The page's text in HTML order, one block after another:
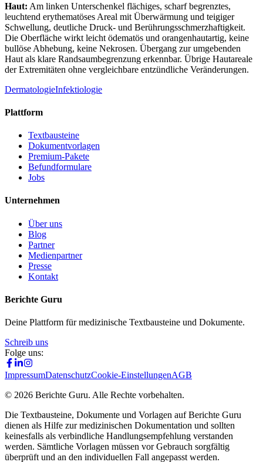
Haut: Am linken Unterschenkel flächiges, scharf begrenztes,
leuchtend erythematöses Areal mit Überwärmung und teigiger
Schwellung, deutliche Druck- und Berührungsschmerzhaftigkeit.
Die Oberfläche wirkt leicht ödematös und orangenhautartig, keine
bullöse Abhebung, keine Nekrosen. Übergang zur umgebenden
Haut als klare Randsaumbegrenzung erkennbar. Übrige Hautareale
der Extremitäten ohne vergleichbare entzündliche Veränderungen.
DermatologieInfektiologie
Plattform
Textbausteine
Dokumentvorlagen
Premium-Pakete
Befundformulare
Jobs
Unternehmen
Über uns
Blog
Partner
Medienpartner
Presse
Kontakt
Berichte Guru
Deine Plattform für medizinische Textbausteine und Dokumente.
Schreib uns
Folge uns:
ImpressumDatenschutzCookie-EinstellungenAGB
© 2026 Berichte Guru. Alle Rechte vorbehalten.
Die Textbausteine, Dokumente und Vorlagen auf Berichte Guru
dienen als Hilfe zur medizinischen Dokumentation und sollten
keinesfalls als verbindliche Handlungsempfehlung verstanden
werden. Sämtliche Vorlagen müssen vor Gebrauch sorgfältig
überprüft und an den individuellen Fall angepasst werden.